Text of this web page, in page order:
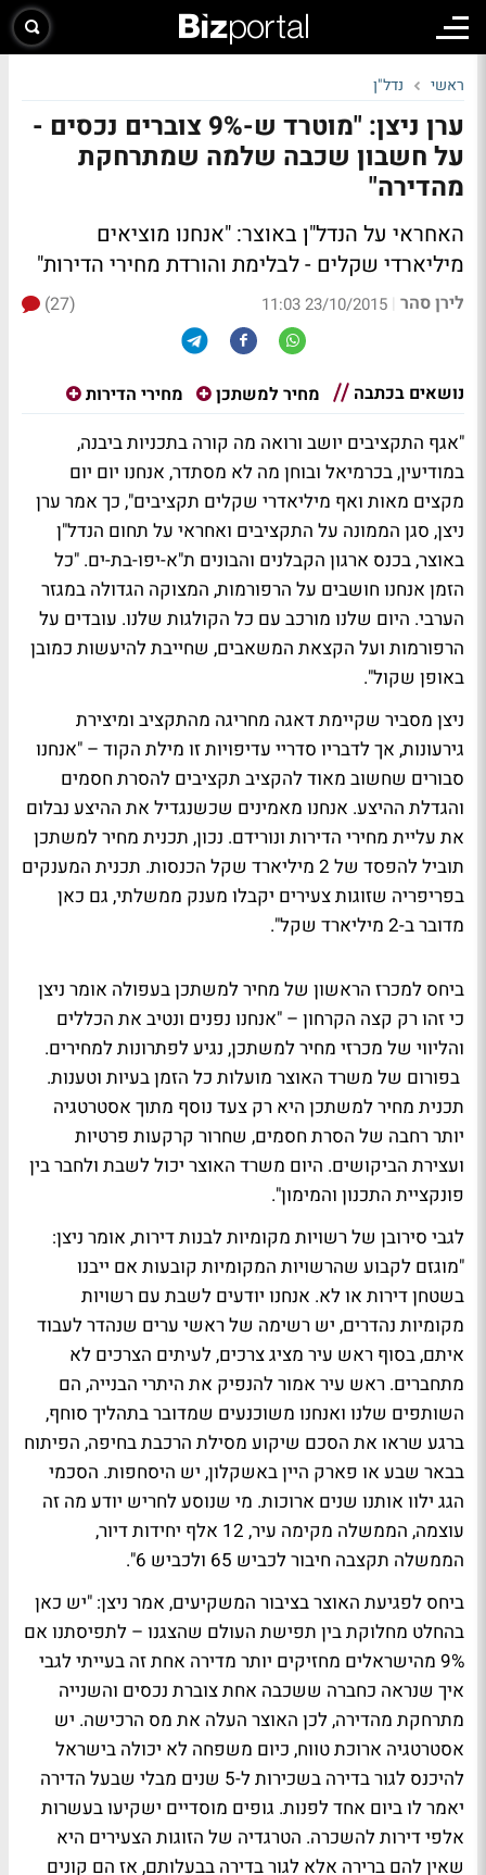
ראשי נדל"ן
ערן ניצן: "מוטרד ש-9% צוברים נכסים -
על חשבון שכבה שלמה שמתרחקת
מהדירה"
האחראי על הנדל"ן באוצר: "אנחנו מוציאים
מיליארדי שקלים - לבלימת והורדת מחירי הדירות"
לירן סהר |
23/10/2015 11:03
(27)
נושאים בכתבה מחיר למשתכן מחירי הדירות
"אגף התקציבים יושב ורואה מה קורה בתכניות ביבנה,
במודיעין, בכרמיאל ובוחן מה לא מסתדר, אנחנו יום יום
מקצים מאות ואף מיליאדרי שקלים תקציבים", כך אמר ערן
ניצן, סגן הממונה על התקציבים ואחראי על תחום הנדל"ן
באוצר, בכנס ארגון הקבלנים והבונים ת"א-יפו-בת-ים. "כל
הזמן אנחנו חושבים על הרפורמות, המצוקה הגדולה במגזר
הערבי. היום שלנו מורכב עם כל הקולגות שלנו. עובדים על
הרפורמות ועל הקצאת המשאבים, שחייבת להיעשות כמובן
באופן שקול".
ניצן מסביר שקיימת דאגה מחריגה מהתקציב ומיצירת
גירעונות, אך לדבריו סדריי עדיפויות זו מילת הקוד – "אנחנו
סבורים שחשוב מאוד להקציב תקציבים להסרת חסמים
והגדלת ההיצע. אנחנו מאמינים שכשנגדיל את ההיצע נבלום
את עליית מחירי הדירות ונורידם. נכון, תכנית מחיר למשתכן
תוביל להפסד של 2 מיליארד שקל הכנסות. תכנית המענקים
בפריפריה שזוגות צעירים יקבלו מענק ממשלתי, גם כאן
מדובר ב-2 מיליארד שקל".
ביחס למכרז הראשון של מחיר למשתכן בעפולה אומר ניצן
כי זהו רק קצה הקרחון – "אנחנו נפנים ונטיב את הכללים
והליווי של מכרזי מחיר למשתכן, נגיע לפתרונות למחירים.
בפורום של משרד האוצר מועלות כל הזמן בעיות וטענות.
תכנית מחיר למשתכן היא רק צעד נוסף מתוך אסטרטגיה
יותר רחבה של הסרת חסמים, שחרור קרקעות פרטיות
ועצירת הביקושים. היום משרד האוצר יכול לשבת ולחבר בין
פונקציית התכנון והמימון".
לגבי סירובן של רשויות מקומיות לבנות דירות, אומר ניצן:
"מוגזם לקבוע שהרשויות המקומיות קובעות אם ייבנו
בשטחן דירות או לא. אנחנו יודעים לשבת עם רשויות
מקומיות נהדרים, יש רשימה של ראשי ערים שנהדר לעבוד
איתם, בסוף ראש עיר מציג צרכים, לעיתים הצרכים לא
מתחברים. ראש עיר אמור להנפיק את היתרי הבנייה, הם
השותפים שלנו ואנחנו משוכנעים שמדובר בתהליך סוחף,
ברגע שראו את הסכם שיקוע מסילת הרכבת בחיפה, הפיתוח
בבאר שבע או פארק היין באשקלון, יש היסחפות. הסכמי
הגג ילוו אותנו שנים ארוכות. מי שנוסע לחריש יודע מה זה
עוצמה, הממשלה מקימה עיר, 12 אלף יחידות דיור,
הממשלה תקצבה חיבור לכביש 65 ולכביש 6".
ביחס לפגיעת האוצר בציבור המשקיעים, אמר ניצן: "יש כאן
בהחלט מחלוקת בין תפישת העולם שהצגנו – לתפיסתנו אם
9% מהישראלים מחזיקים יותר מדירה אחת זה בעייתי לגבי
איך שנראה כחברה ששכבה אחת צוברת נכסים והשנייה
מתרחקת מהדירה, לכן האוצר העלה את מס הרכישה. יש
אסטרטגיה ארוכת טווח, כיום משפחה לא יכולה בישראל
להיכנס לגור בדירה בשכירות ל-5 שנים מבלי שבעל הדירה
יאמר לו ביום אחד לפנות. גופים מוסדיים ישקיעו בעשרות
אלפי דירות להשכרה. הטרגדיה של הזוגות הצעירים היא
שאין להם ברירה אלא לגור בדירה בבעלותם, אז הם קונים